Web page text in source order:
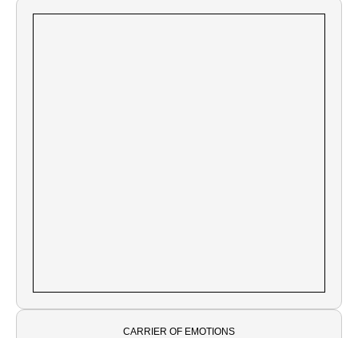
CARRIER OF EMOTIONS